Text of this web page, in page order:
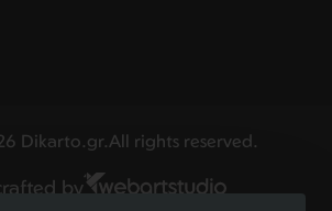
Dikarto.gr.All rights reserved.
by